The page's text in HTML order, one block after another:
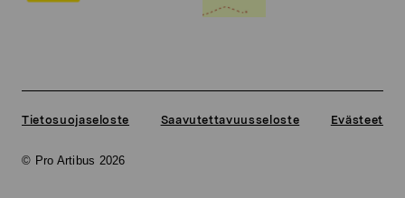
© Pro Artibus 2026
Tietosuojaseloste Saavutettavuusseloste Evästeet